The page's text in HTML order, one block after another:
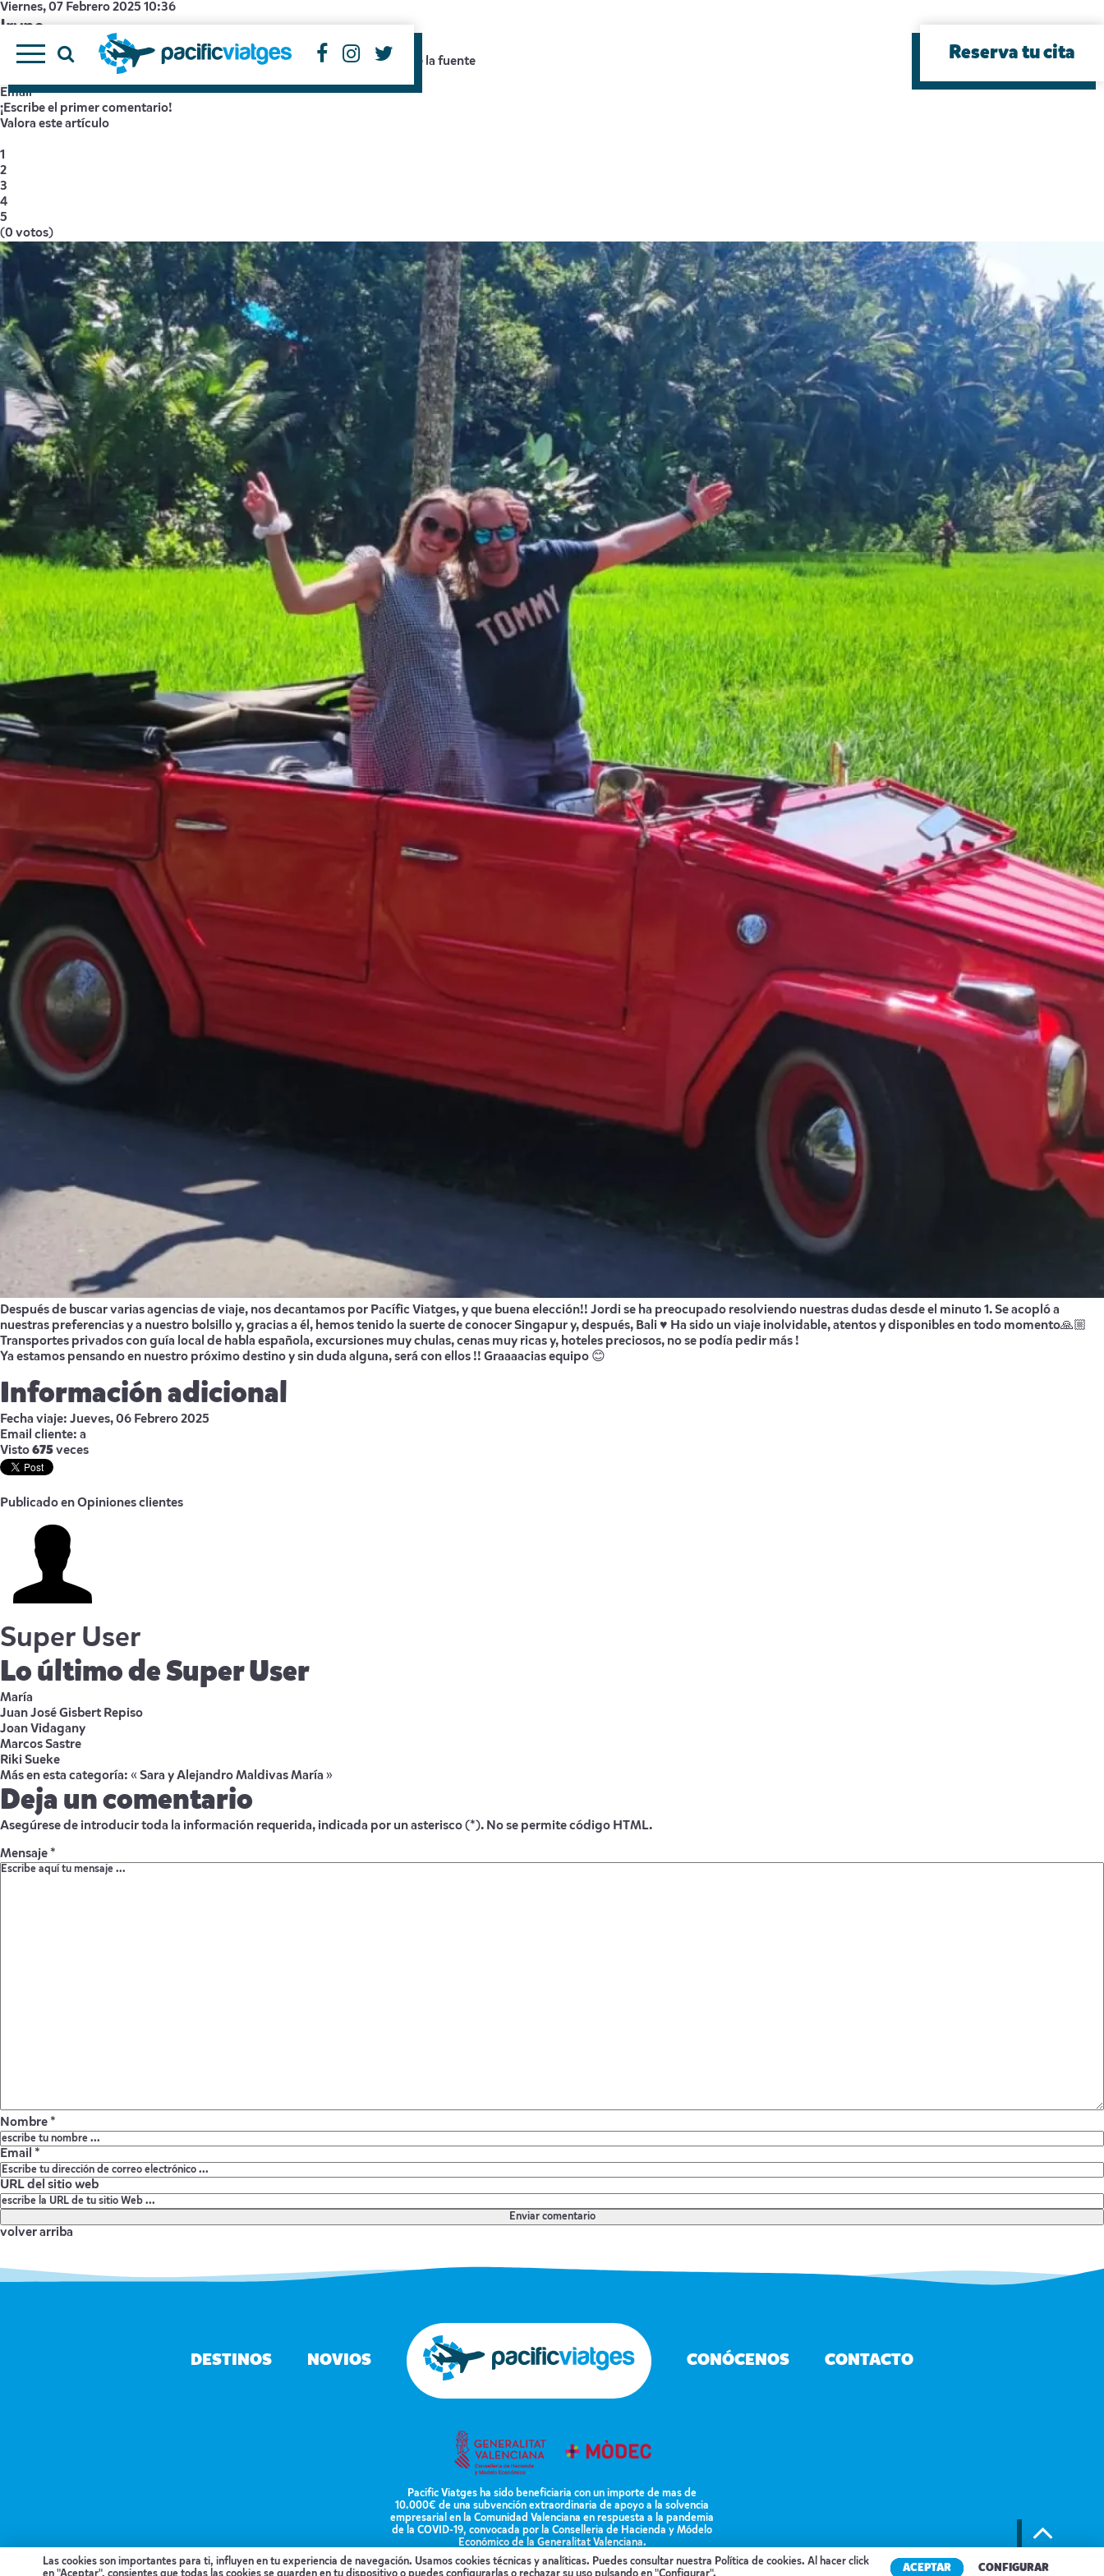
Reserva tu cita
Viernes, 07 Febrero 2025 10:36
Iryna
Escrito porSuper User
tamaño de la fuentedisminuir el tamaño de la fuente
aumentar tamaño de la fuente
Email
¡Escribe el primer comentario!
Valora este artículo
1
2
3
4
5
(0 votos)
Después de buscar varias agencias de viaje, nos decantamos por Pacífic Viatges, y que buena elección!! Jordi se ha preocupado resolviendo nuestras dudas desde el minuto 1. Se acopló a
nuestras preferencias y a nuestro bolsillo y, gracias a él, hemos tenido la suerte de conocer Singapur y, después, Bali ♥️ Ha sido un viaje inolvidable, atentos y disponibles en todo momento🙏🏼
Transportes privados con guía local de habla española, excursiones muy chulas, cenas muy ricas y, hoteles preciosos, no se podía pedir más !
Ya estamos pensando en nuestro próximo destino y sin duda alguna, será con ellos !! Graaaacias equipo 😊
Información adicional
Fecha viaje: Jueves, 06 Febrero 2025
Email cliente: a
Visto675veces
Publicado enOpiniones clientes
Super User
Lo último de Super User
María
Juan José Gisbert Repiso
Joan Vidagany
Marcos Sastre
Riki Sueke
Más en esta categoría: « Sara y Alejandro MaldivasMaría »
Deja un comentario
Asegúrese de introducir toda la información requerida, indicada por un asterisco (*). No se permite código HTML.
Mensaje *
Nombre *
Email *
URL del sitio web
volver arriba
DESTINOS NOVIOS CONÓCENOS CONTACTO
Pacific Viatges ha sido beneficiaria con un importe de mas de
10.000€ de una subvención extraordinaria de apoyo a la solvencia
empresarial en la Comunidad Valenciana en respuesta a la pandemia
de la COVID-19, convocada por la Conselleria de Hacienda y Módelo
Económico de la Generalitat Valenciana.
DESARROLLADO POR VERKIA ® POLÍTICA DE PRIVACIDAD POLÍTICA DE COOKIES
Las cookies son importantes para ti, influyen en tu experiencia de navegación. Usamos cookies técnicas y analíticas. Puedes consultar nuestra Política de cookies. Al hacer click
ACEPTAR CONFIGURAR